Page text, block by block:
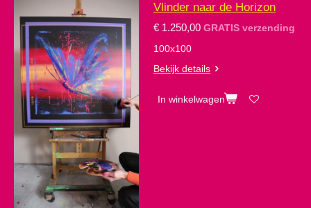
Vlinder naar de Horizon
€ 1.250,00 GRATIS verzending
100x100
Bekijk details
In winkelwagen